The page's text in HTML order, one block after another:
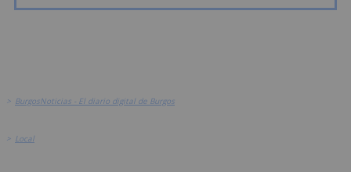
> BurgosNoticias - El diario digital de Burgos
> Local